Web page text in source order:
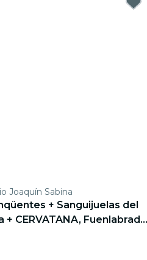
Joaquín Sabina
+ Sanguijuelas del
+ CERVATANA, Fuenlabrada